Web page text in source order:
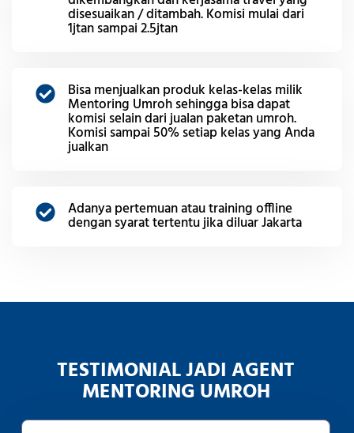
disesuaikan / ditambah. Komisi mulai dari
1jtan sampai 2.5jtan
Bisa menjualkan produk kelas-kelas milik
Mentoring Umroh sehingga bisa dapat
komisi selain dari jualan paketan umroh.
Komisi sampai 50% setiap kelas yang Anda
jualkan
Adanya pertemuan atau training offline
dengan syarat tertentu jika diluar Jakarta
TESTIMONIAL JADI AGENT
MENTORING UMROH